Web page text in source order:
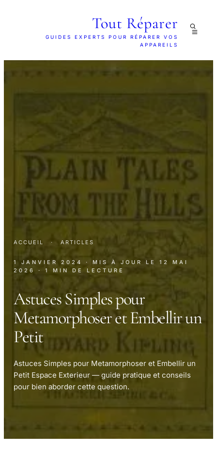
Tout Réparer
GUIDES EXPERTS POUR RÉPARER VOS
APPAREILS
ACCUEIL · ARTICLES
1 JANVIER 2024 · MIS À JOUR LE 12 MAI
2026
· 1 MIN DE LECTURE
Astuces Simples pour
Metamorphoser et Embellir un
Petit
Astuces Simples pour Metamorphoser et Embellir un
Petit Espace Exterieur — guide pratique et conseils
pour bien aborder cette question.